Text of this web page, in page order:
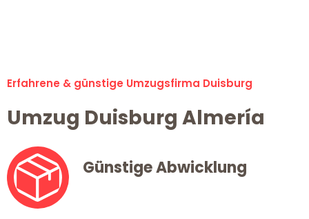
Erfahrene & günstige Umzugsfirma Duisburg
Umzug Duisburg Almería
Günstige Abwicklung